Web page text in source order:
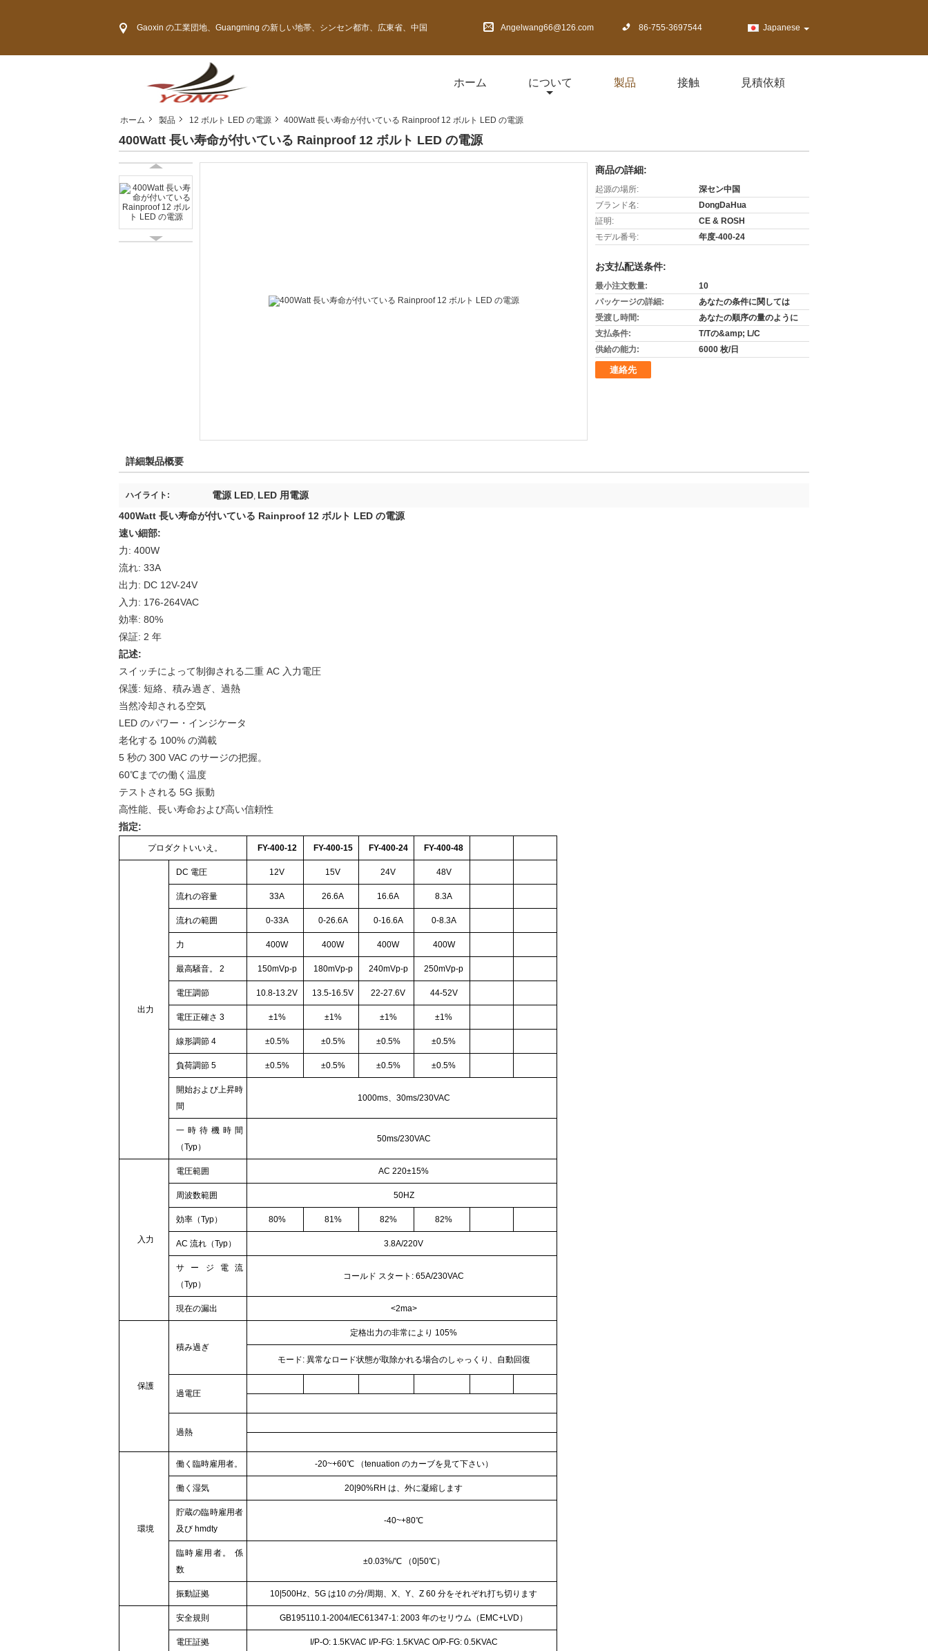
Gaoxin の工業団地、Guangming の新しい地帯、シンセン都市、広東省、中国 Angelwang66@126.com 86-755-3697544 Japanese
ホーム について 製品 接触 見積依頼
ホーム 製品 12 ボルト LED の電源 400Watt 長い寿命が付いている Rainproof 12 ボルト LED の電源
400Watt 長い寿命が付いている Rainproof 12 ボルト LED の電源
商品の詳細:
起源の場所:
深セン中国
ブランド名:
DongDaHua
証明:
CE & ROSH
モデル番号:
年度-400-24
お支払配送条件:
最小注文数量:
10
パッケージの詳細:
あなたの条件に関しては
受渡し時間:
あなたの順序の量のように
支払条件:
T/Tの&amp; L/C
供給の能力:
6000 枚/日
連絡先
詳細製品概要
ハイライト: 電源 LED, LED 用電源
400Watt 長い寿命が付いている Rainproof 12 ボルト LED の電源
速い細部:
力: 400W
流れ: 33A
出力: DC 12V-24V
入力: 176-264VAC
効率: 80%
保証: 2 年
記述:
スイッチによって制御される二重 AC 入力電圧
保護: 短絡、積み過ぎ、過熱
当然冷却される空気
LED のパワー・インジケータ
老化する 100% の満載
5 秒の 300 VAC のサージの把握。
60℃までの働く温度
テストされる 5G 振動
高性能、長い寿命および高い信頼性
指定:
プロダクトいいえ。 FY-400-12 FY-400-15 FY-400-24 FY-400-48
出力
DC 電圧 12V 15V 24V 48V
流れの容量 33A 26.6A 16.6A 8.3A
流れの範囲 0-33A 0-26.6A 0-16.6A 0-8.3A
力 400W 400W 400W 400W
最高騒音。 2 150mVp-p 180mVp-p 240mVp-p 250mVp-p
電圧調節 10.8-13.2V 13.5-16.5V 22-27.6V 44-52V
電圧正確さ 3 ±1% ±1% ±1% ±1%
線形調節 4 ±0.5% ±0.5% ±0.5% ±0.5%
負荷調節 5 ±0.5% ±0.5% ±0.5% ±0.5%
開始および上昇時
間
1000ms、30ms/230VAC
一時待機時間
（Typ）
50ms/230VAC
入力
電圧範囲 AC 220±15%
周波数範囲 50HZ
効率（Typ） 80% 81% 82% 82%
AC 流れ（Typ） 3.8A/220V
サージ電流
（Typ）
コールド スタート: 65A/230VAC
現在の漏出 <2ma>
保護
積み過ぎ
定格出力の非常により 105%
モード: 異常なロード状態が取除かれる場合のしゃっくり、自動回復
過電圧
過熱
環境
働く臨時雇用者。 -20~+60℃ （tenuation のカーブを見て下さい）
働く湿気 20 90%RH は、外に凝縮します
貯蔵の臨時雇用者
及び hmdty
-40~+80℃
臨時雇用者。 係
数
±0.03%/℃ （0| 50℃）
振動証拠 10 500Hz、5G は10 の分/周期、 X、 Y、 Z 60 分をそれぞれ打ち切ります
安全規則 GB195110.1-2004/IEC61347-1: 2003 年のセリウム（EMC+LVD）
電圧証拠 I/P-O: 1.5KVAC I/P-FG: 1.5KVAC O/P-FG: 0.5KVAC